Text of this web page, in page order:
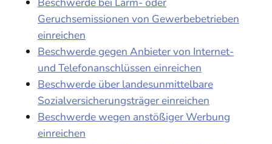
Geruchsemissionen von Gewerbebetrieben
einreichen
Beschwerde gegen Anbieter von Internet-
und Telefonanschlüssen einreichen
Beschwerde über landesunmittelbare
Sozialversicherungsträger einreichen
Beschwerde wegen anstößiger Werbung
einreichen